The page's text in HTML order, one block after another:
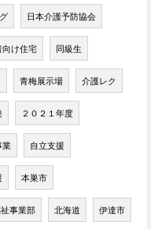
日本介護予防協会
け住宅 同級生
青梅展示場 介護レク
２０２１年度
業 自立支援
本巣市
事業部 北海道 伊達市